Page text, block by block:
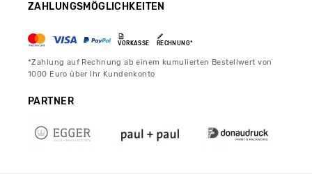
ZAHLUNGSMÖGLICHKEITEN
VORKASSE RECHNUNG*
*Zahlung auf Rechnung ab einem kumulierten Bestellwert von
1000 Euro über Ihr Kundenkonto
PARTNER